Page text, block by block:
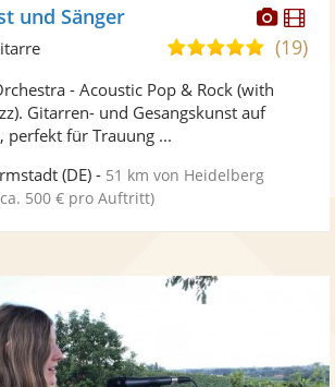
und Sänger
5,0
5
(19)
- Acoustic Pop & Rock (with
Gitarren- und Gesangskunst auf
perfekt für Trauung ...
(DE) - 51 km von Heidelberg
500 € pro Auftritt)